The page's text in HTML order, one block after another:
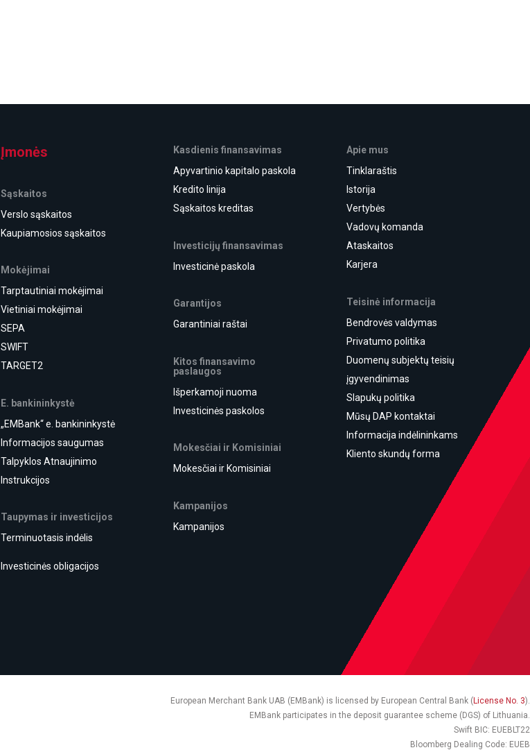
Įmonės
Sąskaitos
Verslo sąskaitos
Kaupiamosios sąskaitos
Mokėjimai
Tarptautiniai mokėjimai
Vietiniai mokėjimai
SEPA
SWIFT
TARGET2
E. bankininkystė
„EMBank“ e. bankininkystė
Informacijos saugumas
Talpyklos Atnaujinimo
Instrukcijos
Taupymas ir investicijos
Terminuotasis indėlis
Investicinės obligacijos
Kasdienis finansavimas
Apyvartinio kapitalo paskola
Kredito linija
Sąskaitos kreditas
Investicijų finansavimas
Investicinė paskola
Garantijos
Garantiniai raštai
Kitos finansavimo
paslaugos
Išperkamoji nuoma
Investicinės paskolos
Mokesčiai ir Komisiniai
Mokesčiai ir Komisiniai
Kampanijos
Kampanijos
Apie mus
Tinklaraštis
Istorija
Vertybės
Vadovų komanda
Ataskaitos
Karjera
Teisinė informacija
Bendrovės valdymas
Privatumo politika
Duomenų subjektų teisių
įgyvendinimas
Slapukų politika
Mūsų DAP kontaktai
Informacija indėlininkams
Kliento skundų forma
European Merchant Bank UAB (EMBank) is licensed by European Central Bank (License No. 3)
EMBank participates in the deposit guarantee scheme (DGS) of Lithuania.
Swift BIC: EUEBLT22
Bloomberg Dealing Code: EUEB